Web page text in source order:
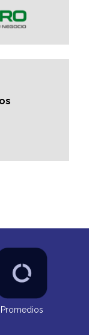
Promedios